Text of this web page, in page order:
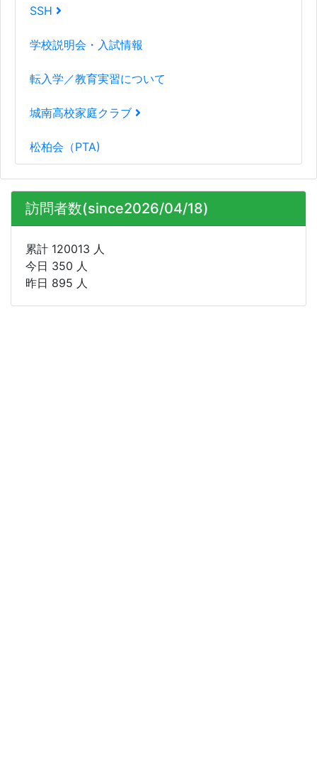
SSH
学校説明会・入試情報
転入学／教育実習について
城南高校家庭クラブ
松柏会（PTA)
訪問者数(since2026/04/18)
累計 120013 人
今日 350 人
昨日 895 人